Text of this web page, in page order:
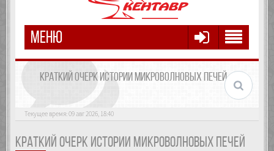
МЕНЮ
КРАТКИЙ ОЧЕРК ИСТОРИИ МИКРОВОЛНОВЫХ ПЕЧЕЙ
Текущее время: 09 авг 2026, 18:40
КРАТКИЙ ОЧЕРК ИСТОРИИ МИКРОВОЛНОВЫХ ПЕЧЕЙ